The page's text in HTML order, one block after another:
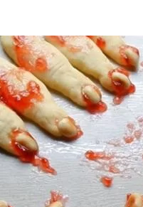
sản phẩm trong giỏ hàng.
trong giỏ hàng.